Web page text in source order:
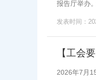
报告厅举办
发表时间：
【工会
2026年7月